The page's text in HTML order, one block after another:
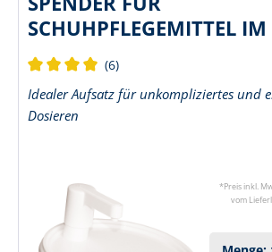
SCHUHPFLEGEMITTEL
(6)
Idealer Aufsatz für unkompliziertes und
Dosieren
*Preis inkl.
vom